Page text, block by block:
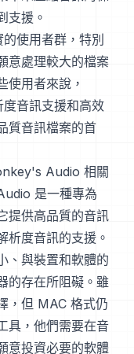
支援。
使用者群，特別
意處理較大的檔案
使用者來說，
音訊支援和高效
質音訊檔案的首
Audio 相關
是一種專為
提供高品質的音訊
析度音訊的支援。
、與裝置和軟體的
的存在所阻礙。雖
，但 MAC 格式仍
具，他們需要在音
意投資必要的軟體